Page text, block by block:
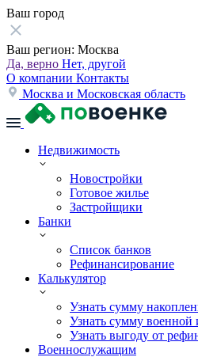
Ваш город
Ваш регион: Москва
Да, верно Нет, другой
О компании Контакты
Москва и Московская область
Недвижимость
Новостройки
Готовое жилье
Застройщики
Банки
Список банков
Рефинансирование
Калькулятор
Узнать сумму
Узнать сумму военной
Узнать выгоду от
Военнослужащим